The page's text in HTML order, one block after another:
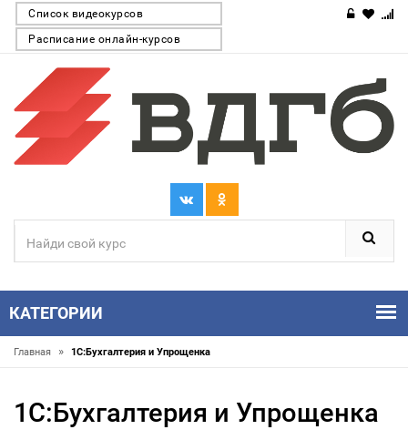
Список видеокурсов
Расписание онлайн-курсов
КАТЕГОРИИ
Главная » 1С:Бухгалтерия и Упрощенка
1С:Бухгалтерия и Упрощенка